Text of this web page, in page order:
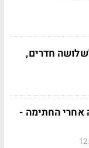
מיליון לשלושה חדרים,
אחרי החתימה -